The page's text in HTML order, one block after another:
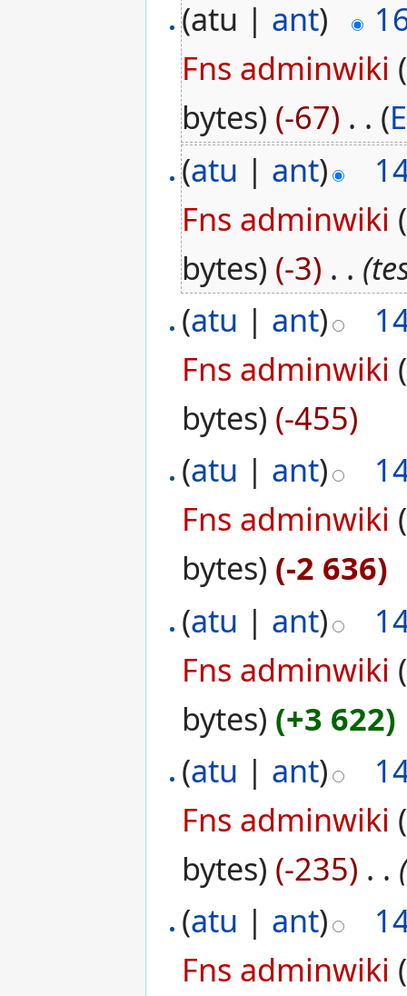
(atu | ant)
Fns adminwiki (
bytes) (-67) . . (
(atu | ant)
Fns adminwiki (
bytes) (-3) . .
(atu | ant)
Fns adminwiki (
bytes) (-455)
(atu | ant)
Fns adminwiki (
bytes) (-2 636)
(atu | ant)
Fns adminwiki (
bytes) (+3 622)
(atu | ant)
Fns adminwiki (
bytes) (-235) . .
(atu | ant)
Fns adminwiki (